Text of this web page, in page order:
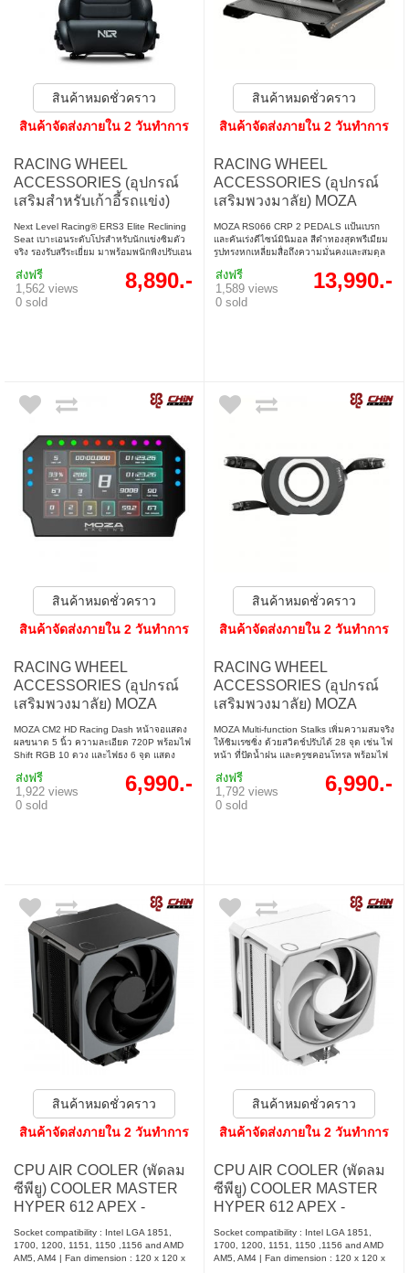
สินค้าหมดชั่วคราว
สินค้าจัดส่งภายใน 2 วันทำการ
RACING WHEEL
ACCESSORIES (อุปกรณ์
เสริมสำหรับเก้าอี้รถแข่ง)
RECLINING SEAT ELITE
ERS3 (NLR-E050)
Next Level Racing® ERS3 Elite Reclining
Seat เบาะเอนระดับโปรสำหรับนักแข่งซิมตัว
จริง รองรับสรีระเยี่ยม มาพร้อมพนักพิงปรับเอน
รองรับการติดตั้งกับค็อกพิทหลายรุ่น
ส่งฟรี
1,562 views
0 sold
8,890.-
สินค้าหมดชั่วคราว
สินค้าจัดส่งภายใน 2 วันทำการ
RACING WHEEL
ACCESSORIES (อุปกรณ์
เสริมพวงมาลัย) MOZA
RS066 CRP2 PEDALS
(THROTTLE + BRAKER)
MOZA RS066 CRP 2 PEDALS แป้นเบรก
และคันเร่งดีไซน์มินิมอล สีดำทองสุดพรีเมียม
รูปทรงหกเหลี่ยมสื่อถึงความมั่นคงและสมดุล
เสริมความสวยงามให้ชุดแข่งของคุณ
ส่งฟรี
1,589 views
0 sold
13,990.-
สินค้าหมดชั่วคราว
สินค้าจัดส่งภายใน 2 วันทำการ
RACING WHEEL
ACCESSORIES (อุปกรณ์
เสริมพวงมาลัย) MOZA
RS072 CM2 HD RACING
DASH
MOZA CM2 HD Racing Dash หน้าจอแสดง
ผลขนาด 5 นิ้ว ความละเอียด 720P พร้อมไฟ
Shift RGB 10 ดวง และไฟธง 6 จุด แสดง
MOZA และชุดแข่งอื่น ๆ พร้อมชิปประมวลผล 4
คอร์สุดแรง
ส่งฟรี
1,922 views
0 sold
6,990.-
สินค้าหมดชั่วคราว
สินค้าจัดส่งภายใน 2 วันทำการ
RACING WHEEL
ACCESSORIES (อุปกรณ์
เสริมพวงมาลัย) MOZA
RS065 MULTI-FUNCTION
STALKS
MOZA Multi-function Stalks เพิ่มความสมจริง
ให้ซิมเรซซิ่ง ด้วยสวิตช์ปรับได้ 28 จุด เช่น ไฟ
หน้า ที่ปัดน้ำฝน และครูซคอนโทรล พร้อมไฟ
แบรนด์อื่น ติดตั้งง่าย ดีไซน์เรียบหรู ใช้งานได้
ทั้งแบบปกติและกลับหัว
ส่งฟรี
1,792 views
0 sold
6,990.-
สินค้าหมดชั่วคราว
สินค้าจัดส่งภายใน 2 วันทำการ
CPU AIR COOLER (พัดลม
ซีพียู) COOLER MASTER
HYPER 612 APEX -
Socket compatibility : Intel LGA 1851,
1700, 1200, 1151, 1150 ,1156 and AMD
AM5, AM4 | Fan dimension : 120 x 120 x
สินค้าหมดชั่วคราว
สินค้าจัดส่งภายใน 2 วันทำการ
CPU AIR COOLER (พัดลม
ซีพียู) COOLER MASTER
HYPER 612 APEX -
Socket compatibility : Intel LGA 1851,
1700, 1200, 1151, 1150 ,1156 and AMD
AM5, AM4 | Fan dimension : 120 x 120 x